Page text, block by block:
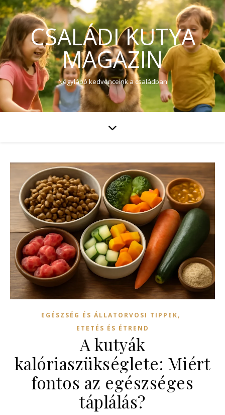
CSALÁDI KUTYA
MAGAZIN
Négylábó kedvenceink a családban
EGÉSZSÉG ÉS ÁLLATORVOSI TIPPEK,
ETETÉS ÉS ÉTREND
A kutyák
kalóriaszükséglete: Miért
fontos az egészséges
táplálás?